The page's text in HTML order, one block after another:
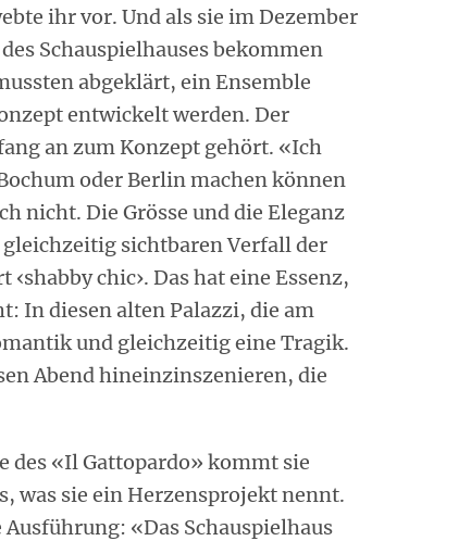
ihr vor. Und als sie im Dezember
Schauspielhauses bekommen
abgeklärt, ein Ensemble
entwickelt werden. Der
an zum Konzept gehört. «Ich
oder Berlin machen können
nicht. Die Grösse und die Eleganz
sichtbaren Verfall der
chic›. Das hat eine Essenz,
In diesen alten Palazzi, die am
und gleichzeitig eine Tragik.
Abend hineinzinszenieren, die
des «Il Gattopardo» kommt sie
was sie ein Herzensprojekt nennt.
«Das Schauspielhaus